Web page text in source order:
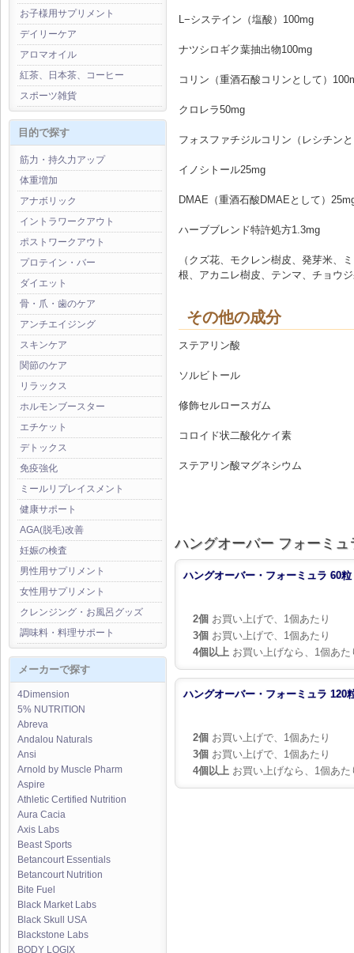
お子様用サプリメント
デイリーケア
アロマオイル
紅茶、日本茶、コーヒー
スポーツ雑貨
目的で探す
筋力・持久力アップ
体重増加
アナボリック
イントラワークアウト
ポストワークアウト
プロテイン・バー
ダイエット
骨・爪・歯のケア
アンチエイジング
スキンケア
関節のケア
リラックス
ホルモンブースター
エチケット
デトックス
免疫強化
ミールリプレイスメント
健康サポート
AGA(脱毛)改善
妊娠の検査
男性用サプリメント
女性用サプリメント
クレンジング・お風呂グッズ
調味料・料理サポート
メーカーで探す
4Dimension
5% NUTRITION
Abreva
Andalou Naturals
Ansi
Arnold by Muscle Pharm
Aspire
Athletic Certified Nutrition
Aura Cacia
Axis Labs
Beast Sports
Betancourt Essentials
Betancourt Nutrition
Bite Fuel
Black Market Labs
Black Skull USA
Blackstone Labs
BODY LOGIX
L−システイン（塩酸）100mg
ナツシロギク葉抽出物100mg
コリン（重酒石酸コリンとして）
クロレラ50mg
フォスファチジルコリン（レシチン
イノシトール25mg
DMAE（重酒石酸DMAEとして）
ハーブブレンド特許処方1.3mg
（クズ花、モクレン樹皮、発芽米、
根、アカニレ樹皮、テンマ、チョウ
その他の成分
ステアリン酸
ソルビトール
修飾セルロースガム
コロイド状二酸化ケイ素
ステアリン酸マグネシウム
ハングオーバー フォーミュ
ハングオーバー・フォーミュラ 60粒
2個 お買い上げで、1個あたり
3個 お買い上げで、1個あたり
4個以上 お買い上げなら、1個あた
ハングオーバー・フォーミュラ 120
2個 お買い上げで、1個あたり
3個 お買い上げで、1個あたり
4個以上 お買い上げなら、1個あた